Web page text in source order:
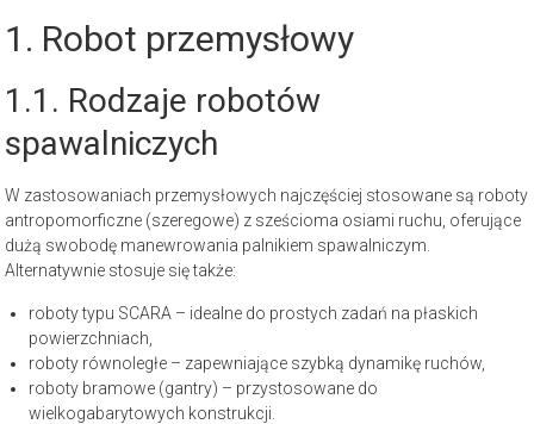
1. Robot przemysłowy
1.1. Rodzaje robotów
spawalniczych
W zastosowaniach przemysłowych najczęściej stosowane są roboty
antropomorficzne (szeregowe) z sześcioma osiami ruchu, oferujące
dużą swobodę manewrowania palnikiem spawalniczym.
Alternatywnie stosuje się także:
roboty typu SCARA – idealne do prostych zadań na płaskich
powierzchniach,
roboty równoległe – zapewniające szybką dynamikę ruchów,
roboty bramowe (gantry) – przystosowane do
wielkogabarytowych konstrukcji.